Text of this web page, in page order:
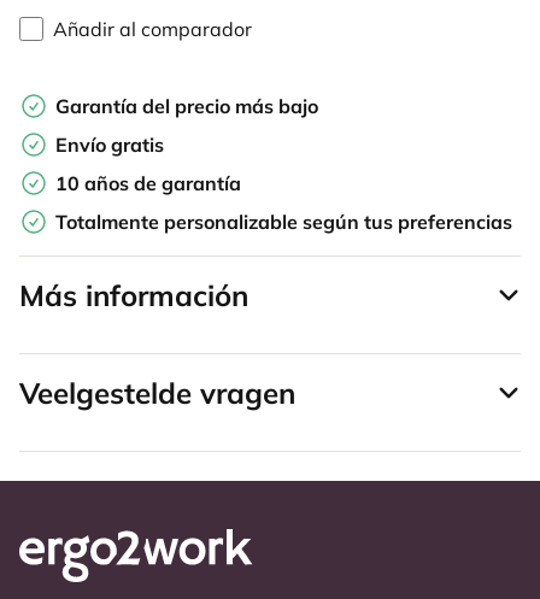
Añadir al comparador
Garantía del precio más bajo
Envío gratis
10 años de garantía
Totalmente personalizable según tus preferencias
Más información
Veelgestelde vragen